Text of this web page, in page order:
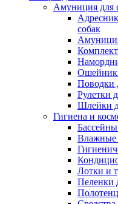
Амуниция для
собак
Поводки
Рулетки
Шлейки
Гигиена и
Влажные
Лотки и
Пеленки